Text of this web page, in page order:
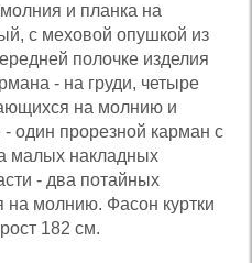
и планка на
с меховой опушкой из
полочке изделия
- на груди, четыре
на молнию и
один прорезной карман с
малых накладных
- два потайных
на молнию. Фасон куртки
182 см.